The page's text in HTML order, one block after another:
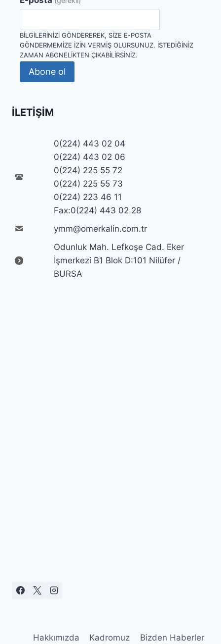
BILGILERINIZI GÖNDEREREK, SIZE E-POSTA
GÖNDERMEMIZE IZIN VERMIŞ OLURSUNUZ. İSTEDIĞINIZ
ZAMAN ABONELIKTEN ÇIKABILIRSINIZ.
Abone ol
İLETIŞIM
0(224) 443 02 04
0(224) 443 02 06
0(224) 225 55 72
0(224) 225 55 73
0(224) 223 46 11
Fax:0(224) 443 02 28
ymm@omerkalin.com.tr
Odunluk Mah. Lefkoşe Cad. Eker
İşmerkezi B1 Blok D:101 Nilüfer /
BURSA
Hakkımızda Kadromuz Bizden Haberler